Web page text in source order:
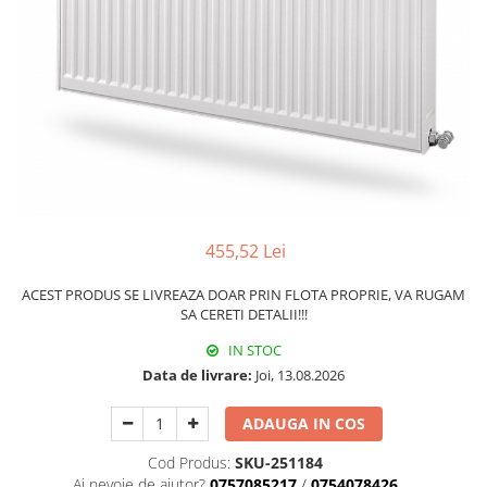
Accesorii centrale pe GAZ si GPL
Cazane, Centrale si Termoseminee
cu functionare pe peleti
Seminee pe lemne
Radiatoare/Calorifere din otel
Radiatoare/Calorifere din otel
Radiatoare/Calorifere Copa
455,52 Lei
ACEST PRODUS SE LIVREAZA DOAR PRIN FLOTA PROPRIE, VA RUGAM
SA CERETI DETALII!!!
IN STOC
Data de livrare: Joi, 13.08.2026
ADAUGA IN COS
Cod Produs: SKU-251184